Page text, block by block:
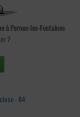
à Pernes-les-Fontaines
?
- 84